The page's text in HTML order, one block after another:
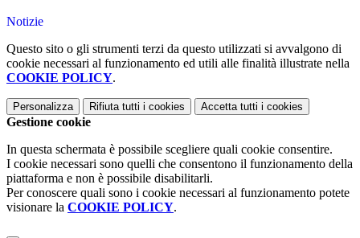
Notizie
Questo sito o gli strumenti terzi da questo utilizzati si avvalgono di
cookie necessari al funzionamento ed utili alle finalità illustrate nella
COOKIE POLICY.
Personalizza Rifiuta tutti i cookies Accetta tutti i cookies
Gestione cookie
In questa schermata è possibile scegliere quali cookie consentire.
I cookie necessari sono quelli che consentono il funzionamento della
piattaforma e non è possibile disabilitarli.
Per conoscere quali sono i cookie necessari al funzionamento potete
visionare la COOKIE POLICY.